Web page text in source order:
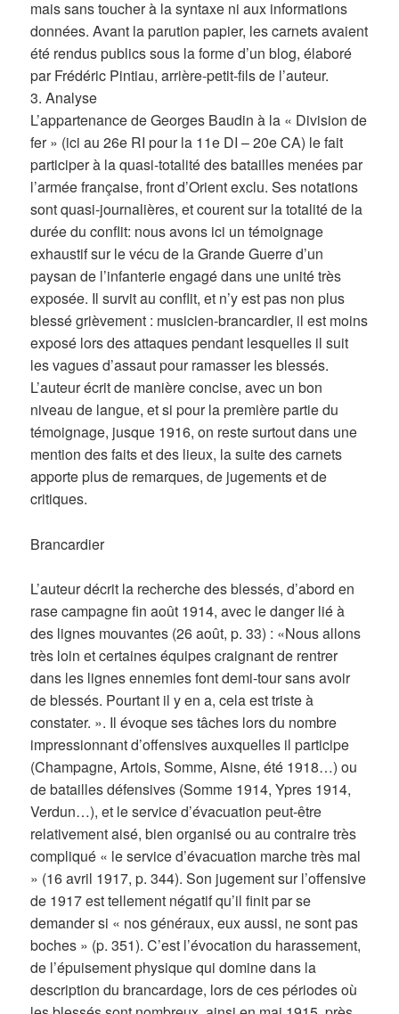
mais sans toucher à la syntaxe ni aux informations
données. Avant la parution papier, les carnets avaient
été rendus publics sous la forme d’un blog, élaboré
par Frédéric Pintiau, arrière-petit-fils de l’auteur.
3. Analyse
L’appartenance de Georges Baudin à la « Division de
fer » (ici au 26e RI pour la 11e DI – 20e CA) le fait
participer à la quasi-totalité des batailles menées par
l’armée française, front d’Orient exclu. Ses notations
sont quasi-journalières, et courent sur la totalité de la
durée du conflit: nous avons ici un témoignage
exhaustif sur le vécu de la Grande Guerre d’un
paysan de l’infanterie engagé dans une unité très
exposée. Il survit au conflit, et n’y est pas non plus
blessé grièvement : musicien-brancardier, il est moins
exposé lors des attaques pendant lesquelles il suit
les vagues d’assaut pour ramasser les blessés.
L’auteur écrit de manière concise, avec un bon
niveau de langue, et si pour la première partie du
témoignage, jusque 1916, on reste surtout dans une
mention des faits et des lieux, la suite des carnets
apporte plus de remarques, de jugements et de
critiques.
Brancardier
L’auteur décrit la recherche des blessés, d’abord en
rase campagne fin août 1914, avec le danger lié à
des lignes mouvantes (26 août, p. 33) : «Nous allons
très loin et certaines équipes craignant de rentrer
dans les lignes ennemies font demi-tour sans avoir
de blessés. Pourtant il y en a, cela est triste à
constater. ». Il évoque ses tâches lors du nombre
impressionnant d’offensives auxquelles il participe
(Champagne, Artois, Somme, Aisne, été 1918…) ou
de batailles défensives (Somme 1914, Ypres 1914,
Verdun…), et le service d’évacuation peut-être
relativement aisé, bien organisé ou au contraire très
compliqué « le service d’évacuation marche très mal
» (16 avril 1917, p. 344). Son jugement sur l’offensive
de 1917 est tellement négatif qu’il finit par se
demander si « nos généraux, eux aussi, ne sont pas
boches » (p. 351). C’est l’évocation du harassement,
de l’épuisement physique qui domine dans la
description du brancardage, lors de ces périodes où